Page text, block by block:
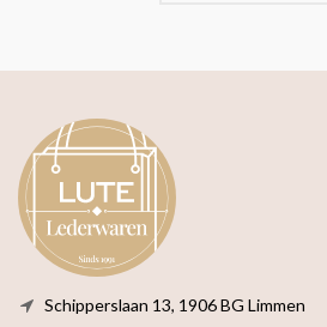
Schipperslaan 13, 1906 BG Limmen